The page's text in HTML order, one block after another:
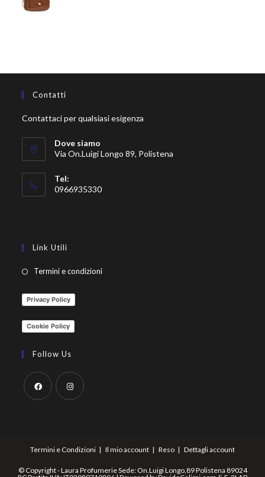
Contatti
Contattaci per qualsiasi esigenza
Dove siamo
Via On.Luigi Longo 89, Polistena
Tel:
0966935330
Link Utili
Termini e condizioni
Privacy Policy
Cookie Policy
Follow Us
Termini e Condizioni Il mio account Reso Dettagli account
© Copyright - Laura Profumerie Sede: On.Luigi Longo,89 Polistena 89024